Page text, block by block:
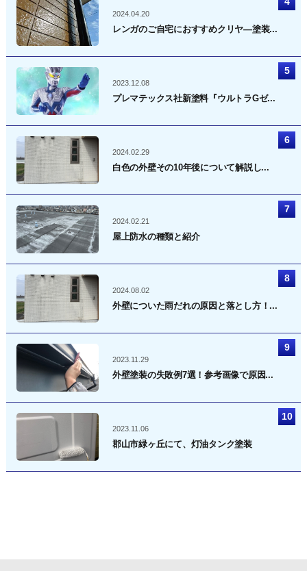
2024.04.20
レンガのご自宅におすすめクリヤ―塗装...
2023.12.08
プレマテックス社新塗料『ウルトラGゼ...
2024.02.29
白色の外壁その10年後について解説し...
2024.02.21
屋上防水の種類と紹介
2024.08.02
外壁についた雨だれの原因と落とし方！...
2023.11.29
外壁塗装の失敗例7選！参考画像で原因...
2023.11.06
郡山市緑ヶ丘にて、灯油タンク塗装